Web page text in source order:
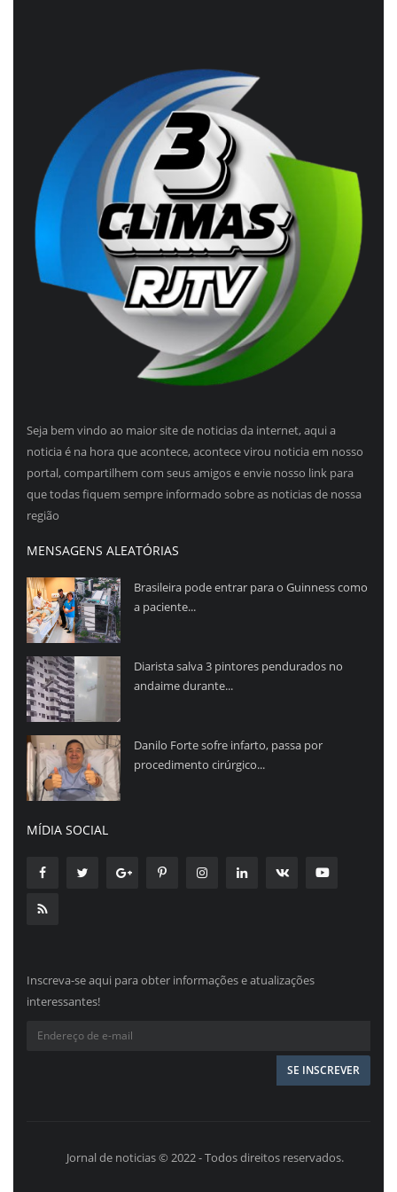
Seja bem vindo ao maior site de noticias da internet, aqui a
noticia é na hora que acontece, acontece virou noticia em nosso
portal, compartilhem com seus amigos e envie nosso link para
que todas fiquem sempre informado sobre as noticias de nossa
região
MENSAGENS ALEATÓRIAS
Brasileira pode entrar para o Guinness como
a paciente...
Diarista salva 3 pintores pendurados no
andaime durante...
Danilo Forte sofre infarto, passa por
procedimento cirúrgico...
MÍDIA SOCIAL
Inscreva-se aqui para obter informações e atualizações
interessantes!
Jornal de noticias © 2022 - Todos direitos reservados.